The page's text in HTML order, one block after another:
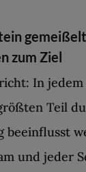
zum Ziel
In
Teil
beeinflusst
und jeder